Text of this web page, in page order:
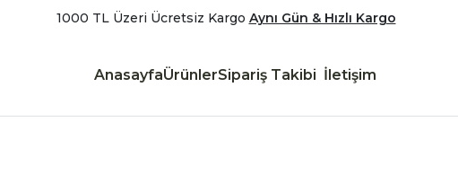
1000 TL Üzeri Ücretsiz Kargo Aynı Gün & Hızlı Kargo
AnasayfaÜrünlerSipariş Takibi İletişim